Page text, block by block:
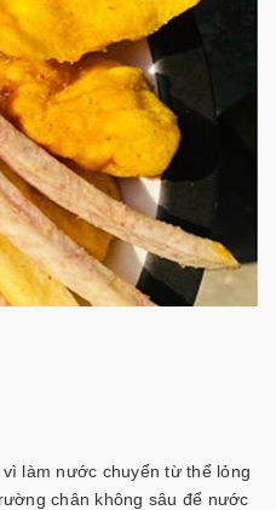
làm nước chuyển từ thể lỏng
chân không sâu để nước